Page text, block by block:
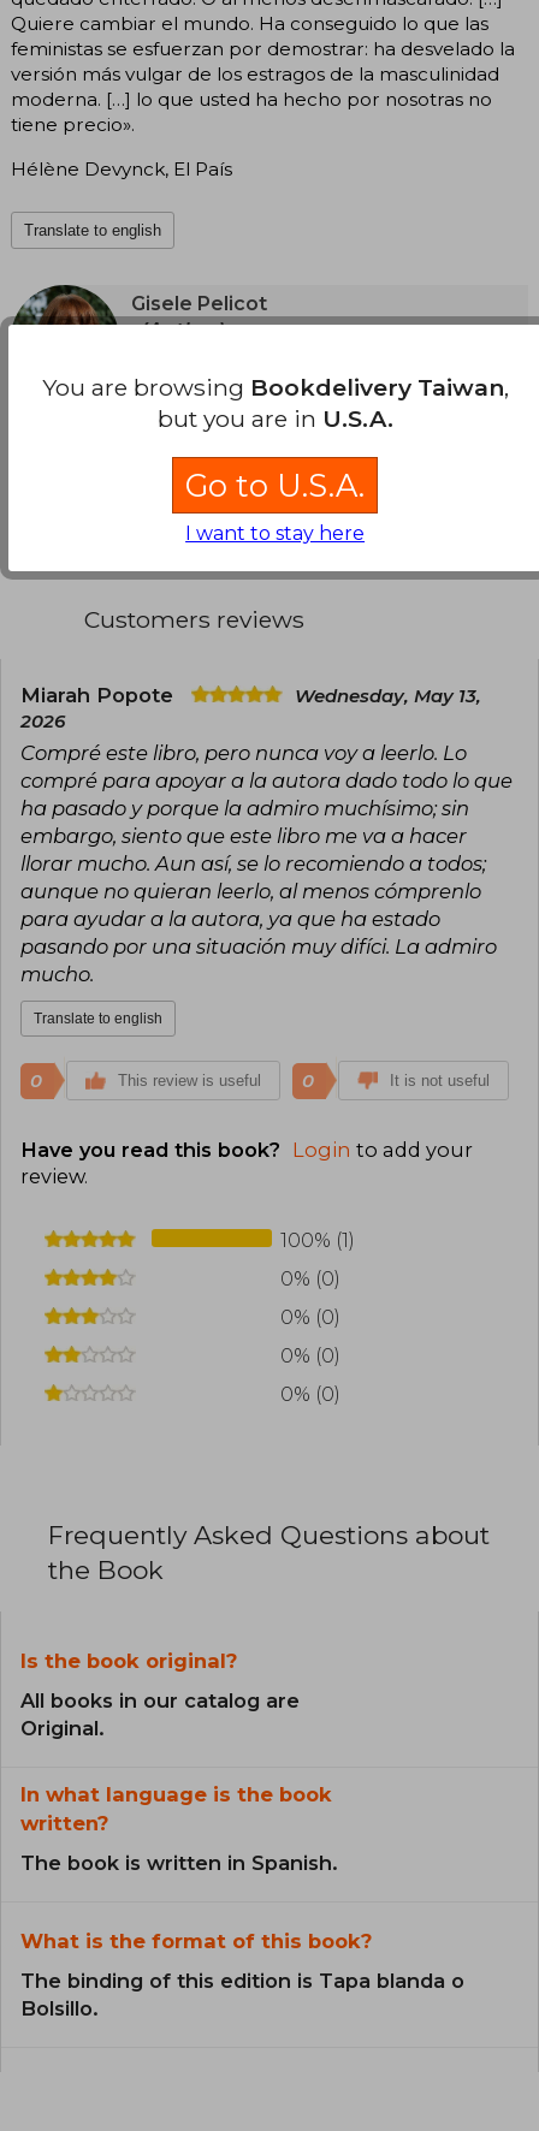
Quiere cambiar el mundo. Ha conseguido lo que las
feministas se esfuerzan por demostrar: ha desvelado la
versión más vulgar de los estragos de la masculinidad
moderna. […] lo que usted ha hecho por nosotras no
tiene precio».
Hélène Devynck, El País
Translate to english
Gisele Pelicot
(Author)
Gisèle Pelicot , francesa de 72 años, se ha
convertido en un icono en la lucha contra la
violencia sexual . Su caso conmocionó al país
de más de 80 hombres mientras estaba
inconsciente.
decidió compartir su nombre y testimonio,
incluyó a 51 acusados . Su valentía ha generado
consentimiento y la protección de las víctimas
en Francia.
Translate to english
See more
Customers reviews
Miarah Popote
Wednesday, May 13,
2026
Compré este libro, pero nunca voy a leerlo. Lo
compré para apoyar a la autora dado todo lo que
ha pasado y porque la admiro muchísimo; sin
embargo, siento que este libro me va a hacer
llorar mucho. Aun así, se lo recomiendo a todos;
aunque no quieran leerlo, al menos cómprenlo
para ayudar a la autora, ya que ha estado
pasando por una situación muy difíci. La admiro
mucho.
Translate to english
0 This review is useful 0 It is not useful
Have you read this book? Login to add your
review.
100% (1)
0% (0)
0% (0)
0% (0)
0% (0)
Frequently Asked Questions about
the Book
Is the book original?
All books in our catalog are
Original.
In what language is the book
written?
The book is written in Spanish.
What is the format of this book?
The binding of this edition is Tapa blanda o
Bolsillo.
You are browsing Bookdelivery Taiwan,
but you are in U.S.A.
Go to U.S.A.
I want to stay here